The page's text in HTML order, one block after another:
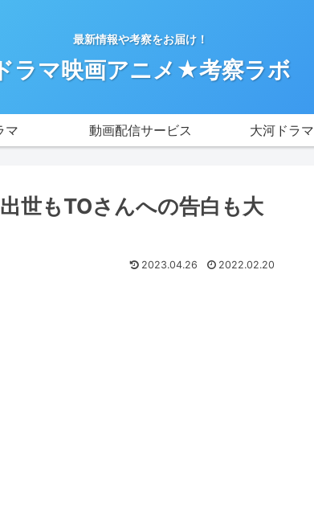
最新情報や考察をお届け！
ドラマ映画アニメ★考察ラボ
マ 動画配信サービス 大河ドラマ
世もTOさんへの告白も大
2023.04.26 2022.02.20